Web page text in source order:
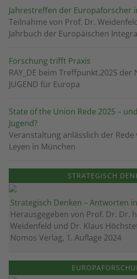
Jahrestreffen der Europaforscher
Teilnahme von Prof. Dr.
Jahrbuch der Europäischen
Forschung trifft Praxis
RAY_DE beim Treffpunkt.2025
JUGEND für Europa
State of the Union Rede 2025 –
Jugend?
Veranstaltung anlässlich der
Leyen in München
STRATEGISCH
Strategisch Denken – Antworten
Herausgegeben von Prof. Dr. Dr.
Weidenfeld und Dr. Klaus
Nomos Verlag, 1. Auflage 2024